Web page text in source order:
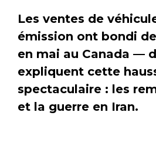
Les ventes de
émission ont bondi
en mai au Canada —
expliquent cette
spectaculaire : les
et la guerre en Iran.